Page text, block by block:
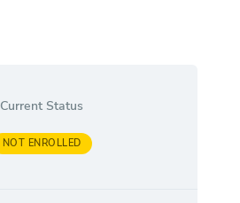
Current Status
NOT ENROLLED